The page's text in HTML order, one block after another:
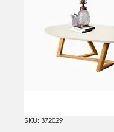
SKU: 372029